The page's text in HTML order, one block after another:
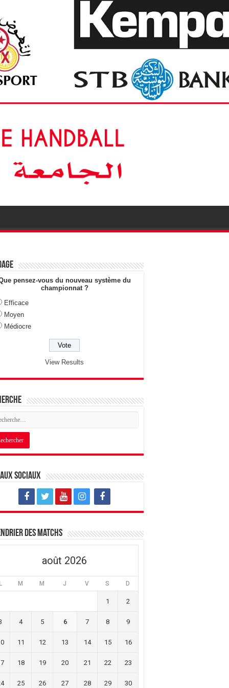
pensez-vous du nouveau système du
championnat ?
Efficace
Moyen
Médiocre
View Results
sociaux
des matchs
août 2026
M M J V S D
1 2
4 5 6 7 8 9
11 12 13 14 15 16
18 19 20 21 22 23
25 26 27 28 29 30